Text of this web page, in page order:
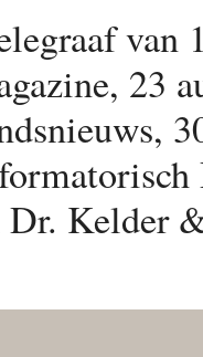
van
23
Kelder